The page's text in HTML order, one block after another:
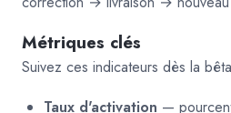
Métriques clés
Suivez ces indicateurs dès la
Taux d'activation —